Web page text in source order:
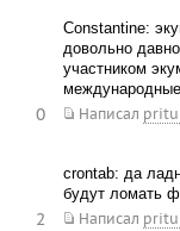
Constantine:
довольно
участником
международные
Написал
0
crontab: да
будут ломать
Написал
2